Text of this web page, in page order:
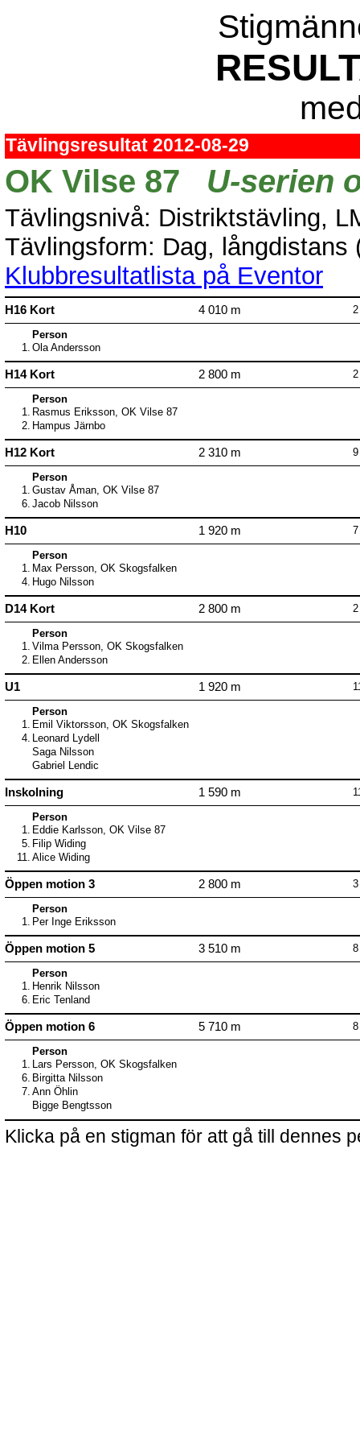
Tävlingsresultat 2012-08-29
OK Vilse 87 U-serien
Tävlingsnivå: Distriktstävling,
Tävlingsform: Dag, långdistans
Klubbresultatlista på Eventor
H16 Kort 4 010 m
Person
1. Ola Andersson
H14 Kort 2 800 m
Person
1. Rasmus Eriksson, OK Vilse 87
2. Hampus Järnbo
H12 Kort 2 310 m
Person
1. Gustav Åman, OK Vilse 87
6. Jacob Nilsson
H10 1 920 m
Person
1. Max Persson, OK Skogsfalken
4. Hugo Nilsson
D14 Kort 2 800 m
Person
1. Vilma Persson, OK Skogsfalken
2. Ellen Andersson
U1 1 920 m
Person
1. Emil Viktorsson, OK Skogsfalken
4. Leonard Lydell
Saga Nilsson
Gabriel Lendic
Inskolning 1 590 m
Person
1. Eddie Karlsson, OK Vilse 87
5. Filip Widing
11. Alice Widing
Öppen motion 3 2 800 m
Person
1. Per Inge Eriksson
Öppen motion 5 3 510 m
Person
1. Henrik Nilsson
6. Eric Tenland
Öppen motion 6 5 710 m
Person
1. Lars Persson, OK Skogsfalken
6. Birgitta Nilsson
7. Ann Öhlin
Bigge Bengtsson
Klicka på en stigman för att gå till dennes